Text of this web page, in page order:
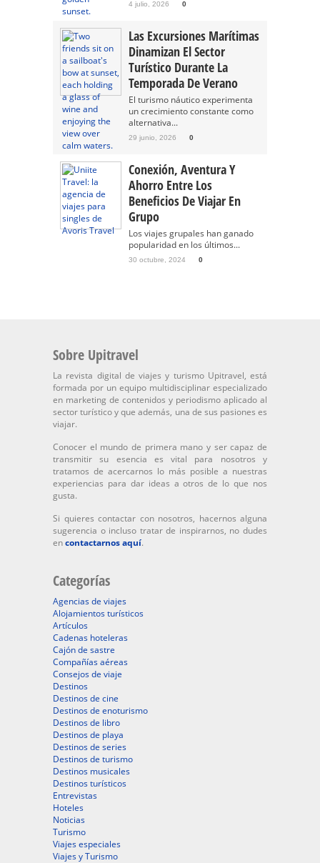
4 julio, 2026 0
Las Excursiones Marítimas
Dinamizan El Sector
Turístico Durante La
Temporada De Verano
El turismo náutico experimenta
un crecimiento constante como
alternativa...
29 junio, 2026 0
Conexión, Aventura Y
Ahorro Entre Los
Beneficios De Viajar En
Grupo
Los viajes grupales han ganado
popularidad en los últimos...
30 octubre, 2024 0
Sobre Upitravel
La revista digital de viajes y turismo Upitravel, está
formada por un equipo multidisciplinar especializado
en marketing de contenidos y periodismo aplicado al
sector turístico y que además, una de sus pasiones es
viajar.
Conocer el mundo de primera mano y ser capaz de
transmitir su esencia es vital para nosotros y
tratamos de acercarnos lo más posible a nuestras
experiencias para dar ideas a otros de lo que nos
gusta.
Si quieres contactar con nosotros, hacernos alguna
sugerencia o incluso tratar de inspirarnos, no dudes
encontactarnos aquí.
Categorías
Agencias de viajes
Alojamientos turísticos
Artículos
Cadenas hoteleras
Cajón de sastre
Compañías aéreas
Consejos de viaje
Destinos
Destinos de cine
Destinos de enoturismo
Destinos de libro
Destinos de playa
Destinos de series
Destinos de turismo
Destinos musicales
Destinos turísticos
Entrevistas
Hoteles
Noticias
Turismo
Viajes especiales
Viajes y Turismo